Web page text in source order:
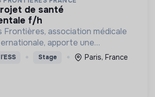
f/h
Frontières, association médicale
apporte une
à des populations dont la vie
Stage
Paris, France